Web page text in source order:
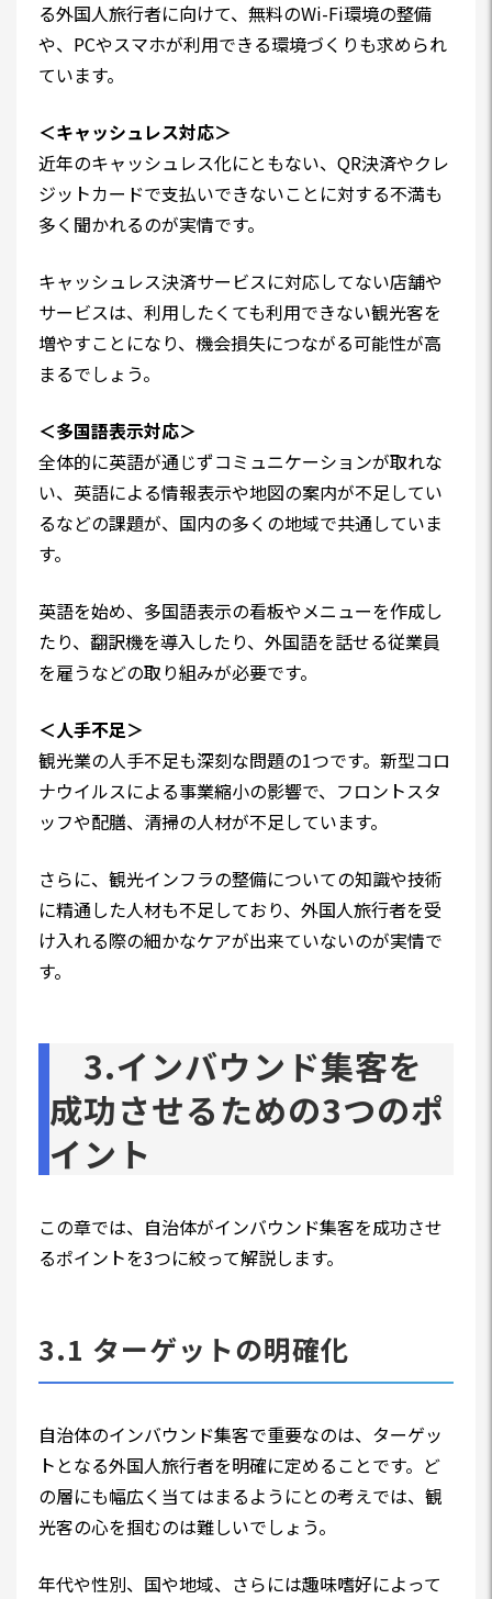
る外国人旅行者に向けて、無料のWi-Fi環境の整備
や、PCやスマホが利用できる環境づくりも求められ
ています。
＜キャッシュレス対応＞
近年のキャッシュレス化にともない、QR決済やクレ
ジットカードで支払いできないことに対する不満も
多く聞かれるのが実情です。
キャッシュレス決済サービスに対応してない店舗や
サービスは、利用したくても利用できない観光客を
増やすことになり、機会損失につながる可能性が高
まるでしょう。
＜多国語表示対応＞
全体的に英語が通じずコミュニケーションが取れな
い、英語による情報表示や地図の案内が不足してい
るなどの課題が、国内の多くの地域で共通していま
す。
英語を始め、多国語表示の看板やメニューを作成し
たり、翻訳機を導入したり、外国語を話せる従業員
を雇うなどの取り組みが必要です。
＜人手不足＞
観光業の人手不足も深刻な問題の1つです。新型コロ
ナウイルスによる事業縮小の影響で、フロントスタ
ッフや配膳、清掃の人材が不足しています。
さらに、観光インフラの整備についての知識や技術
に精通した人材も不足しており、外国人旅行者を受
け入れる際の細かなケアが出来ていないのが実情で
す。
3.インバウンド集客を
成功させるための3つのポ
イント
この章では、自治体がインバウンド集客を成功させ
るポイントを3つに絞って解説します。
3.1 ターゲットの明確化
自治体のインバウンド集客で重要なのは、ターゲッ
トとなる外国人旅行者を明確に定めることです。ど
の層にも幅広く当てはまるようにとの考えでは、観
光客の心を掴むのは難しいでしょう。
年代や性別、国や地域、さらには趣味嗜好によって